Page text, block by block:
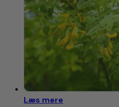
Læs mere